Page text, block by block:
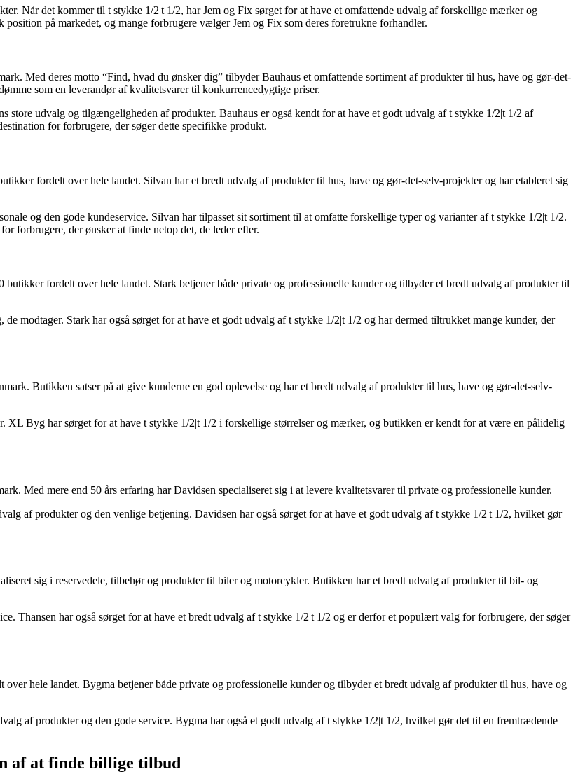
Når det kommer til t stykke 1/2|t 1/2, har Jem og Fix sørget for at have et omfattende udvalg af forskellige mærker og
på markedet, og mange forbrugere vælger Jem og Fix som deres foretrukne forhandler.
Med deres motto “Find, hvad du ønsker dig” tilbyder Bauhaus et omfattende sortiment af produkter til hus, have og gør-det-
som en leverandør af kvalitetsvarer til konkurrencedygtige priser.
store udvalg og tilgængeligheden af produkter. Bauhaus er også kendt for at have et godt udvalg af t stykke 1/2|t 1/2 af
for forbrugere, der søger dette specifikke produkt.
fordelt over hele landet. Silvan har et bredt udvalg af produkter til hus, have og gør-det-selv-projekter og har etableret sig
og den gode kundeservice. Silvan har tilpasset sit sortiment til at omfatte forskellige typer og varianter af t stykke 1/2|t 1/2.
forbrugere, der ønsker at finde netop det, de leder efter.
fordelt over hele landet. Stark betjener både private og professionelle kunder og tilbyder et bredt udvalg af produkter til
modtager. Stark har også sørget for at have et godt udvalg af t stykke 1/2|t 1/2 og har dermed tiltrukket mange kunder, der
Butikken satser på at give kunderne en god oplevelse og har et bredt udvalg af produkter til hus, have og gør-det-selv-
XL Byg har sørget for at have t stykke 1/2|t 1/2 i forskellige størrelser og mærker, og butikken er kendt for at være en pålidelig
Med mere end 50 års erfaring har Davidsen specialiseret sig i at levere kvalitetsvarer til private og professionelle kunder.
af produkter og den venlige betjening. Davidsen har også sørget for at have et godt udvalg af t stykke 1/2|t 1/2, hvilket gør
sig i reservedele, tilbehør og produkter til biler og motorcykler. Butikken har et bredt udvalg af produkter til bil- og
Thansen har også sørget for at have et bredt udvalg af t stykke 1/2|t 1/2 og er derfor et populært valg for forbrugere, der søger
hele landet. Bygma betjener både private og professionelle kunder og tilbyder et bredt udvalg af produkter til hus, have og
af produkter og den gode service. Bygma har også et godt udvalg af t stykke 1/2|t 1/2, hvilket gør det til en fremtrædende
af at finde billige tilbud